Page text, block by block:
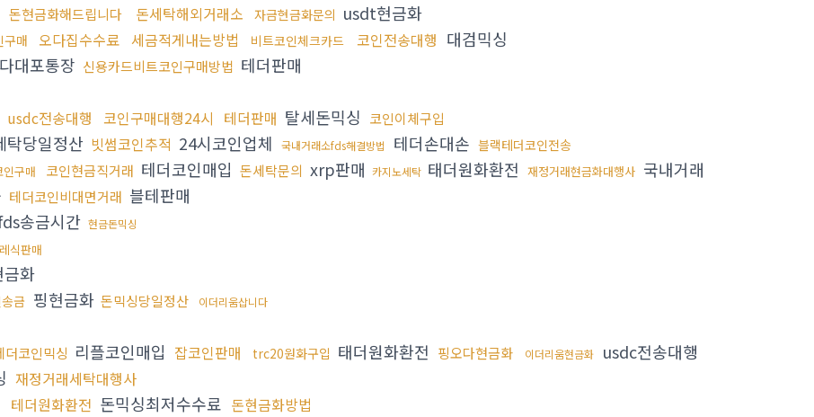
돈현금화해드립니다 돈세탁해외거래소 자금현금화문의 usdt현금화
구매 오다집수수료 세금적게내는방법 비트코인체크카드 코인전송대행 대검믹싱
대포통장 신용카드비트코인구매방법 테더판매
usdc전송대행 코인구매대행24시 테더판매 탈세돈믹싱 코인이체구입
탁당일정산 빗썸코인추적 24시코인업체 국내거래소fds해결방법 테더손대손 블랙테더코인전송
인구매 코인현금직거래 테더코인매입 돈세탁문의 xrp판매 카지노세탁 태더원화환전 재정거래현금화대행사 국내거래
테더코인비대면거래 블테판매
송금시간 현금돈믹싱
식판매
금화
금 핑현금화 돈믹싱당일정산 이더리움삽니다
더코인믹싱 리플코인매입 잡코인판매 trc20원화구입 태더원화환전 핑오다현금화 이더리움현금화 usdc전송대행
재정거래세탁대행사
테더원화환전 돈믹싱최저수수료 돈현금화방법